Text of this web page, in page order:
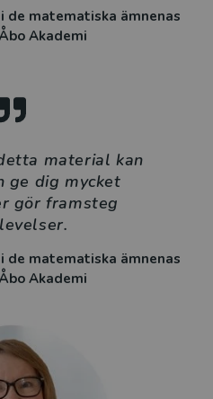
de matematiska ämnenas
Akademi
material kan
ge dig mycket
gör framsteg
de matematiska ämnenas
Akademi